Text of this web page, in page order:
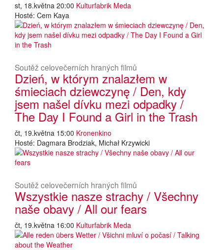
st, 18.května 20:00 Kulturfabrik Meda
Hosté: Cem Kaya
Soutěž celovečerních hraných filmů
Dzień, w którym znalazłem w
śmieciach dziewczynę / Den, kdy
jsem našel dívku mezi odpadky /
The Day I Found a Girl in the Trash
čt, 19.května 15:00 Kronenkino
Hosté: Dagmara Brodziak, Michał Krzywicki
Soutěž celovečerních hraných filmů
Wszystkie nasze strachy / Všechny
naše obavy / All our fears
čt, 19.května 16:00 Kulturfabrik Meda